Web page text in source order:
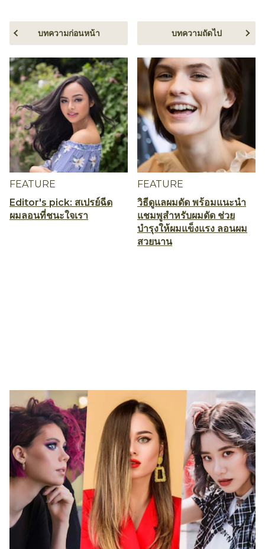
FEATURE
Editor's pick: สเปรย์ฉีด
ผมลอนที่ชนะใจเรา
บทความก่อนหน้า
FEATURE
วิธีดูแลผมดัด พร้อมแนะนำ
แชมพูสำหรับผมดัด ช่วย
บำรุงให้ผมแข็งแรง ลอนผม
สวยนาน
บทความถัดไป